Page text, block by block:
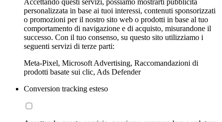
Accettando questi servizi, possiamo mostrarti pubblicità
personalizzata in base ai tuoi interessi, contenuti sponsorizzati
o promozioni per il nostro sito web o prodotti in base al tuo
comportamento di navigazione e di acquisto, misurandone il
successo. Con il tuo consenso, su questo sito utilizziamo i
seguenti servizi di terze parti:
Meta-Pixel, Microsoft Advertising, Raccomandazioni di
prodotti basate sui clic, Ads Defender
Conversion tracking esteso